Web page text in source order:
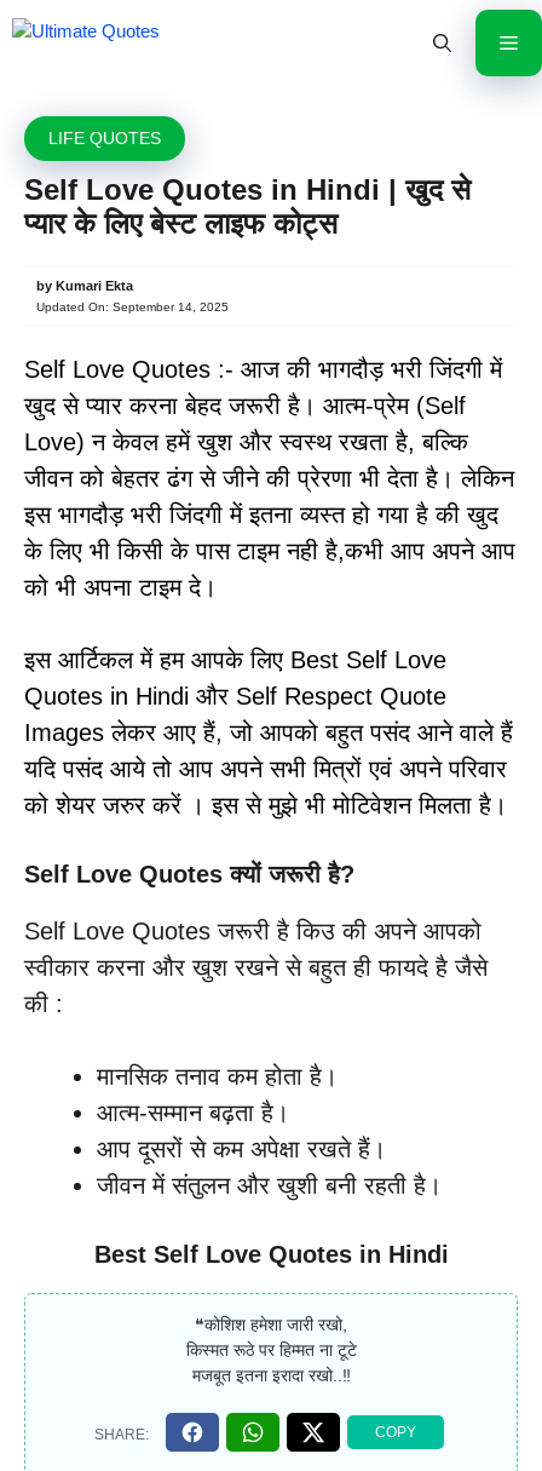
to
LIFE QUOTES
Self Love Quotes in Hindi | खुद से
प्यार के लिए बेस्ट लाइफ कोट्स
by Kumari Ekta
Updated On: September 14, 2025
Self Love Quotes :- आज की भागदौड़ भरी जिंदगी में
खुद से प्यार करना बेहद जरूरी है। आत्म-प्रेम (Self
Love) न केवल हमें खुश और स्वस्थ रखता है, बल्कि
जीवन को बेहतर ढंग से जीने की प्रेरणा भी देता है। लेकिन
इस भागदौड़ भरी जिंदगी में इतना व्यस्त हो गया है की खुद
के लिए भी किसी के पास टाइम नही है,कभी आप अपने आप
को भी अपना टाइम दे।
इस आर्टिकल में हम आपके लिए Best Self Love
Quotes in Hindi और Self Respect Quote
Images लेकर आए हैं, जो आपको बहुत पसंद आने वाले हैं
यदि पसंद आये तो आप अपने सभी मित्रों एवं अपने परिवार
को शेयर जरुर करें । इस से मुझे भी मोटिवेशन मिलता है।
Self Love Quotes क्यों जरूरी है?
Self Love Quotes जरूरी है किउ की अपने आपको
स्वीकार करना और खुश रखने से बहुत ही फायदे है जैसे
की :
मानसिक तनाव कम होता है।
आत्म-सम्मान बढ़ता है।
आप दूसरों से कम अपेक्षा रखते हैं।
जीवन में संतुलन और खुशी बनी रहती है।
Best Self Love Quotes in Hindi
❝कोशिश हमेशा जारी रखो,
किस्मत रूठे पर हिम्मत ना टूटे
मजबूत इतना इरादा रखो..‼